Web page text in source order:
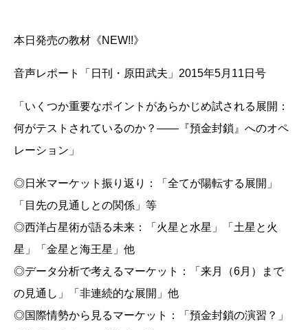
本日発売の教材《NEW!!》
音声レポート「日刊・原田武夫」2015年5月11日号
「いくつか重要なポイントがあらかじめ試される展開：
何がテストされているのか？――『預金封鎖』へのオペ
レーション」
◎日米マーケット振り返り：「全てが陽転する展開」
「目先の見通しとの関係」等
◎西洋占星術が語る未来：「火星と水星」「土星と火
星」「金星と海王星」他
◎データ分析で考えるマーケット：「来月（6月）まで
の見通し」「非連続的な展開」他
◎国際情勢から見るマーケット：「預金封鎖の演習？」